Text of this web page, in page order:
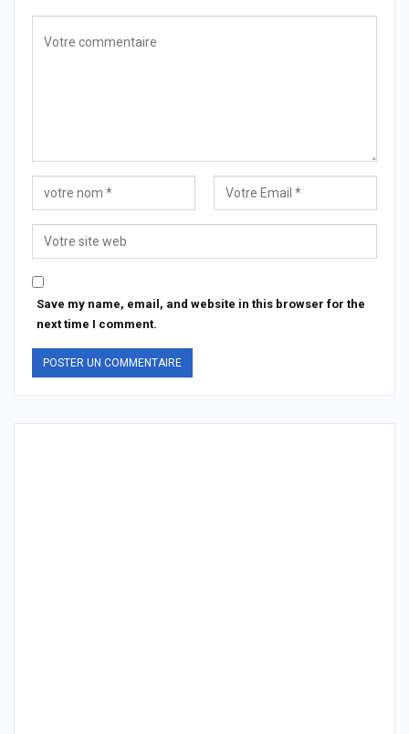
Save my name, email, and website in this browser for the
next time I comment.